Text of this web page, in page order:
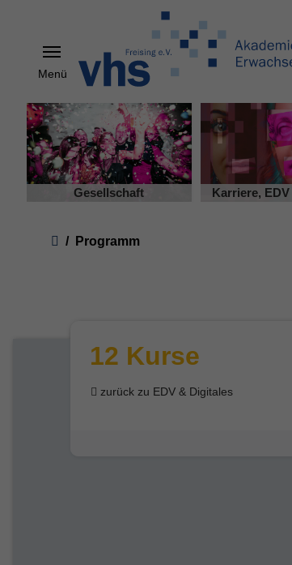
Menü
Gesellschaft Karriere,
Programm
12 Kurse
zurück zu EDV & Digitales